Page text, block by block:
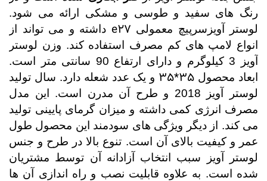
رنگ های سفید و طوسی و مشکی ارائه می شود.
لوستر آویزسرپیچ معمولی e27 داشته و می تواند از
انواع لامپ های کم مصرف استفاده کند. وزن لوستر
آویز 3 کیلوگرم و دارای ارتفاع 90 سانتی متر است.
ابعاد محصول 35*35
و یک عدد شعله دارد. سال تولید
لوستر آویز 2018 و طرح آن مدرن است. این مدل
مصرف انرژی کمی داشته و میزان گرمای پایینی تولید
می کند. از دیگر ویژگی های سودمند این محصول طول
عمر و کیفیت بالای آن است. تنوع بالا در طرح و جنس
لوستر آویز سبب انتخاب آزادانه آن توسط مشتریان
شده است. به علاوه قابلیت نصب و راه اندازی آن ها